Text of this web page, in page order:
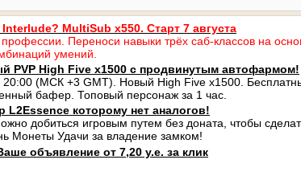
MultiSub x550. Старт 7 августа
Переноси навыки трёх саб-классов на
умений.
PVP High Five x1500 с продвинутым автофармом!
(МСК +3 GMT). Новый High Five x1500.
бафер. Топовый персонаж за 1 час.
L2Essence которому нет аналогов!
добиться игровым путем без доната, чтобы
Монеты Удачи за владение замком!
объявление от 7,20 у.е. за клик